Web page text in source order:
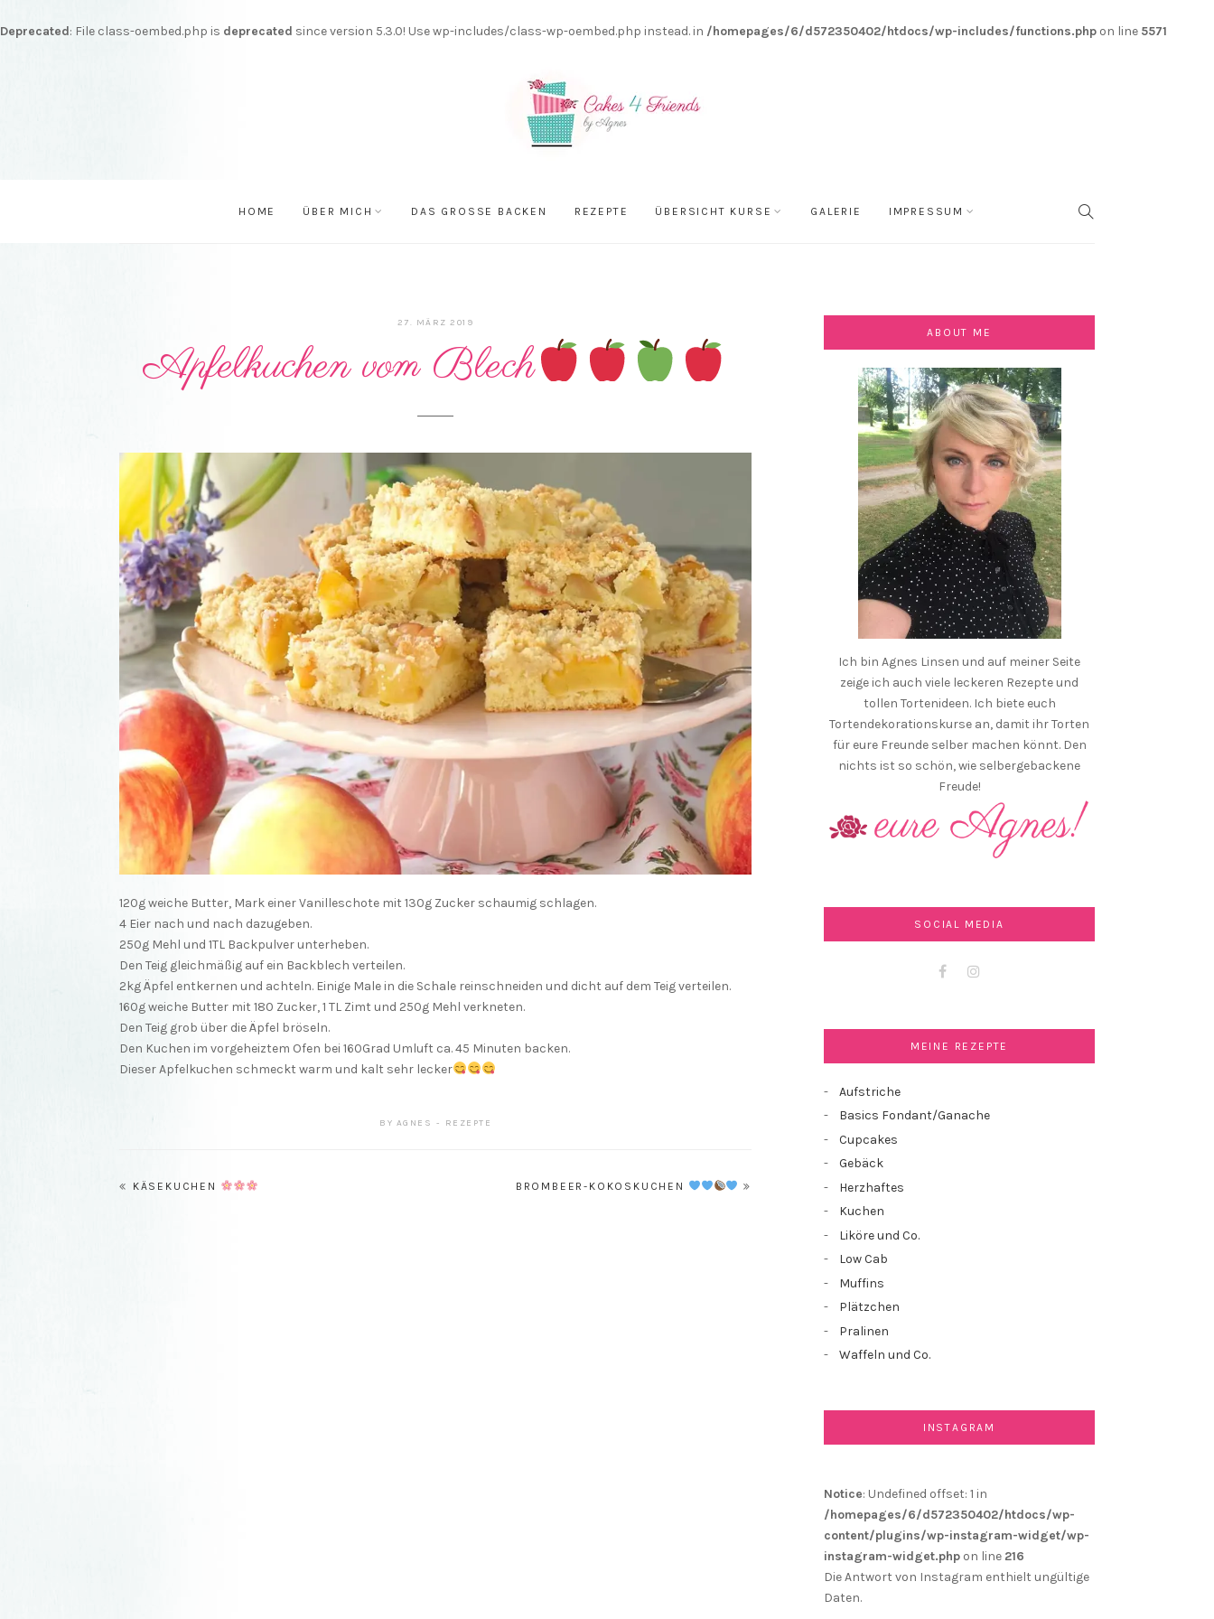
Deprecated: File class-oembed.php is deprecated since version 5.3.0! Use wp-includes/class-wp-oembed.php instead. in /homepages/6/d572350402/htdocs/wp-includes/functions.php on line 5571
HOME ÜBER MICH DAS GROSSE BACKEN REZEPTE ÜBERSICHT KURSE GALERIE IMPRESSUM SEARCH
27. MÄRZ 2019
Apfelkuchen vom Blech
120g weiche Butter, Mark einer Vanilleschote mit 130g Zucker schaumig schlagen.
4 Eier nach und nach dazugeben.
250g Mehl und 1TL Backpulver unterheben.
Den Teig gleichmäßig auf ein Backblech verteilen.
2kg Äpfel entkernen und achteln. Einige Male in die Schale reinschneiden und dicht auf dem Teig verteilen.
160g weiche Butter mit 180 Zucker, 1 TL Zimt und 250g Mehl verkneten.
Den Teig grob über die Äpfel bröseln.
Den Kuchen im vorgeheiztem Ofen bei 160Grad Umluft ca. 45 Minuten backen.
Dieser Apfelkuchen schmeckt warm und kalt sehr lecker
BY AGNES REZEPTE
Beitragsnavigation BROMBEER-KOKOSKUCHEN
KÄSEKUCHEN
ABOUT ME
Ich bin Agnes Linsen und auf meiner Seite
zeige ich auch viele leckeren Rezepte und
tollen Tortenideen. Ich biete euch
Tortendekorationskurse an, damit ihr Torten
für eure Freunde selber machen könnt. Den
nichts ist so schön, wie selbergebackene
Freude!
SOCIAL MEDIA
Facebook
MEINE REZEPTE
Aufstriche
Basics Fondant/Ganache
Cupcakes
Gebäck
Herzhaftes
Kuchen
Liköre und Co.
Low Cab
Muffins
Plätzchen
Pralinen
Waffeln und Co.
INSTAGRAM
Notice: Undefined offset: 1 in
/homepages/6/d572350402/htdocs/wp-
content/plugins/wp-instagram-widget/wp-
instagram-widget.php on line 216
Die Antwort von Instagram enthielt ungültige
Daten.